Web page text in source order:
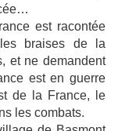
est racontée
braises de la
et ne demandent
est en guerre
de la France, le
les combats.